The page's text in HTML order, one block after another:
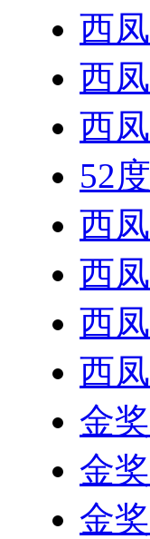
西
西
西
52
西
西
西
西
金
金
金